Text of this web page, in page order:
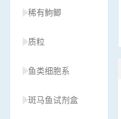
稀有鮈鲫
质粒
鱼类细胞系
斑马鱼试剂盒